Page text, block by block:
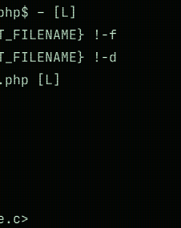
– [L]
!-f
!-d
[L]